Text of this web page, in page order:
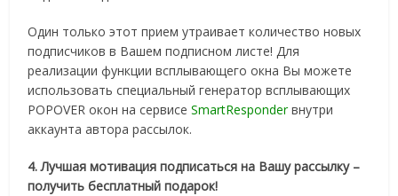
Один только этот прием утраивает количество новых
подписчиков в Вашем подписном листе! Для
реализации функции всплывающего окна Вы можете
использовать специальный генератор всплывающих
POPOVER окон на сервисеSmartResponderвнутри
аккаунта автора рассылок.
4. Лучшая мотивация подписаться на Вашу рассылку –
получить бесплатный подарок!